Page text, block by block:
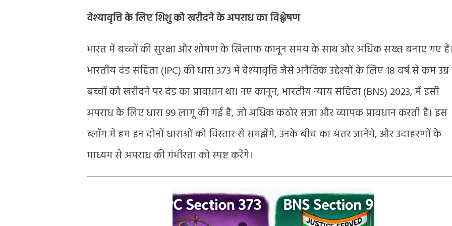
वेश्यावृत्ति के लिए शिशु को खरीदने के अपराध का विश्लेषण
भारत में बच्चों की सुरक्षा और शोषण के खिलाफ कानून समय के साथ और अधिक सख्त बनाए गए हैं।
भारतीय दंड संहिता (IPC) की धारा 373 में वेश्यावृत्ति जैसे अनैतिक उद्देश्यों के लिए 18 वर्ष से कम
बच्चों को खरीदने पर दंड का प्रावधान था। नए कानून, भारतीय न्याय संहिता (BNS) 2023, में इसी
अपराध के लिए धारा 99 लागू की गई है, जो अधिक कठोर सजा और व्यापक प्रावधान करती है। इस
ब्लॉग में हम इन दोनों धाराओं को विस्तार से समझेंगे, उनके बीच का अंतर जानेंगे, और उदाहरणों के
माध्यम से अपराध की गंभीरता को स्पष्ट करेंगे।